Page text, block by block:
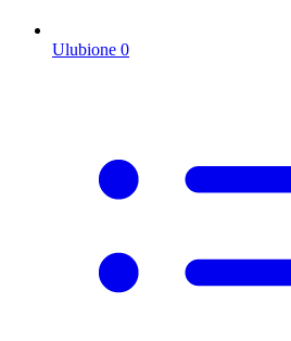
Ulubione 0